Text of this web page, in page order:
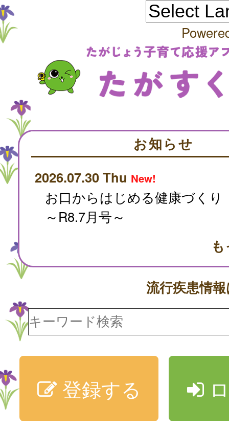
お知らせ
2026.07.30 Thu New!
お口からはじめる健康づくり
～R8.7月号～
流行疾患情
登録する